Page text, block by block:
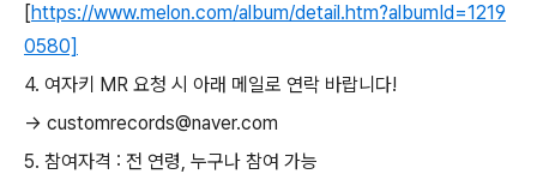
[https://www.melon.com/album/detail.htm?albumId=1219
0580]
4. 여자키 MR 요청 시 아래 메일로 연락 바랍니다!
→ customrecords@naver.com
5. 참여자격 : 전 연령, 누구나 참여 가능